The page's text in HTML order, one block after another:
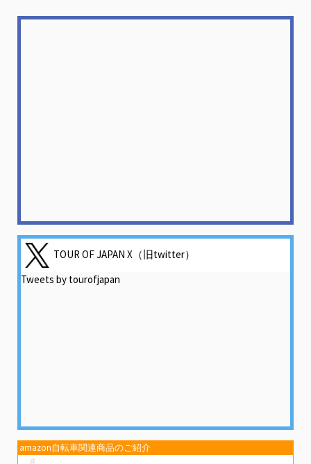
TOUR OF JAPAN X（旧twitter）
Tweets by tourofjapan
amazon自転車関連商品のご紹介